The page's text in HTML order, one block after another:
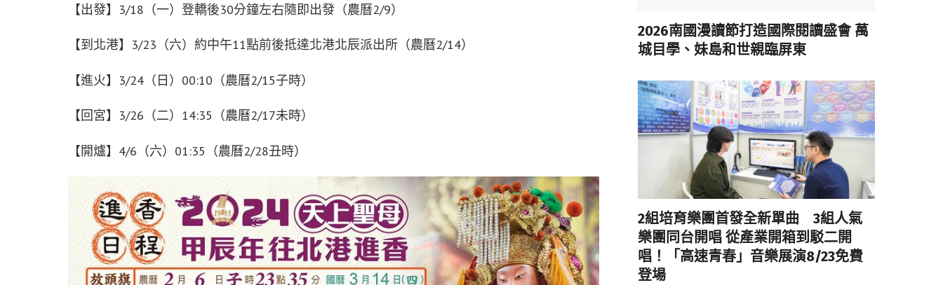
【出發】3/18（一）登轎後30分鐘左右隨即出發（農曆2/9）
【到北港】3/23（六）約中午11點前後抵達北港北辰派出所（農曆2/14）
【進火】3/24（日）00:10（農曆2/15子時）
【回宮】3/26（二）14:35（農曆2/17未時）
【開爐】4/6（六）01:35（農曆2/28丑時）
2026南國漫讀節打造國際閱讀盛會 萬
城目學、妹島和世親臨屏東
2組培育樂團首發全新單曲 3組人氣
樂團同台開唱 從產業開箱到駁二開
唱！「高速青春」音樂展演8/23免費
登場